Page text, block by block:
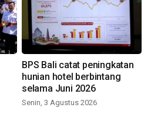
BPS Bali catat peningkatan
hunian hotel berbintang
selama Juni 2026
Senin, 3 Agustus 2026